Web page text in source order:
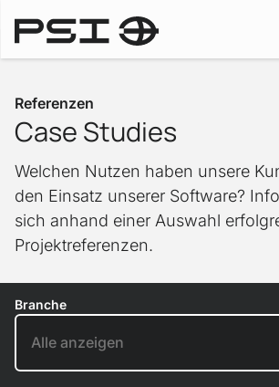
Referenzen
Case Studies
Welchen Nutzen haben unsere
den Einsatz unserer Software?
sich anhand einer Auswahl
Projektreferenzen.
Branche